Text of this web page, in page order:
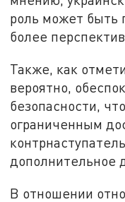
роль может быть
более
Также, как
вероятно,
безопасности,
ограниченным
дополнительное
В отношении